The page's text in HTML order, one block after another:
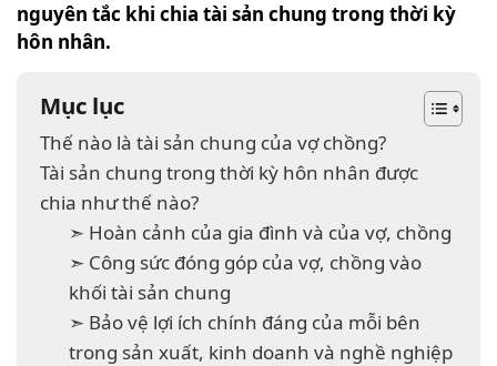
nguyên tắc khi chia tài sản chung trong thời kỳ
hôn nhân.
Mục lục
Thế nào là tài sản chung của vợ chồng?
Tài sản chung trong thời kỳ hôn nhân được
chia như thế nào?
➣ Hoàn cảnh của gia đình và của vợ, chồng
➣ Công sức đóng góp của vợ, chồng vào
khối tài sản chung
➣ Bảo vệ lợi ích chính đáng của mỗi bên
trong sản xuất, kinh doanh và nghề nghiệp